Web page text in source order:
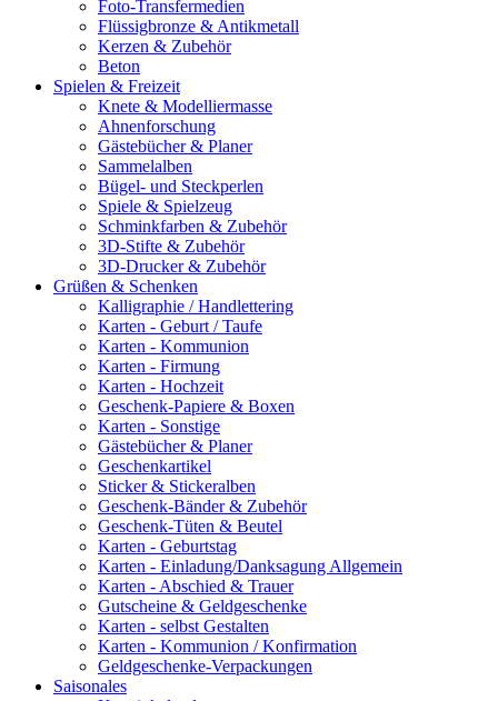
Foto-Transfermedien
Flüssigbronze & Antikmetall
Kerzen & Zubehör
Beton
Spielen & Freizeit
Knete & Modelliermasse
Ahnenforschung
Gästebücher & Planer
Sammelalben
Bügel- und Steckperlen
Spiele & Spielzeug
Schminkfarben & Zubehör
3D-Stifte & Zubehör
3D-Drucker & Zubehör
Grüßen & Schenken
Kalligraphie / Handlettering
Karten - Geburt / Taufe
Karten - Kommunion
Karten - Firmung
Karten - Hochzeit
Geschenk-Papiere & Boxen
Karten - Sonstige
Gästebücher & Planer
Geschenkartikel
Sticker & Stickeralben
Geschenk-Bänder & Zubehör
Geschenk-Tüten & Beutel
Karten - Geburtstag
Karten - Einladung/Danksagung Allgemein
Karten - Abschied & Trauer
Gutscheine & Geldgeschenke
Karten - selbst Gestalten
Karten - Kommunion / Konfirmation
Geldgeschenke-Verpackungen
Saisonales